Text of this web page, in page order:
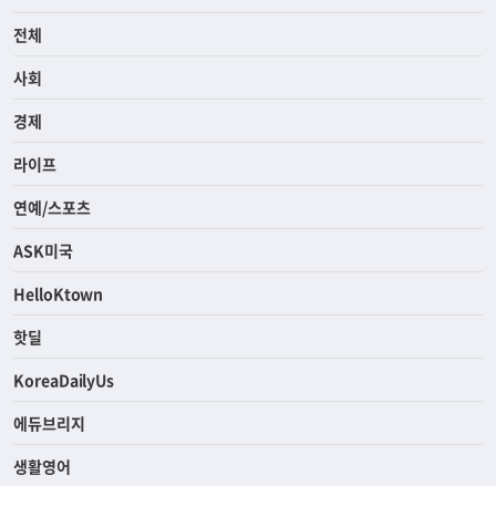
전체
사회
경제
라이프
연예/스포츠
ASK미국
HelloKtown
핫딜
KoreaDailyUs
에듀브리지
생활영어